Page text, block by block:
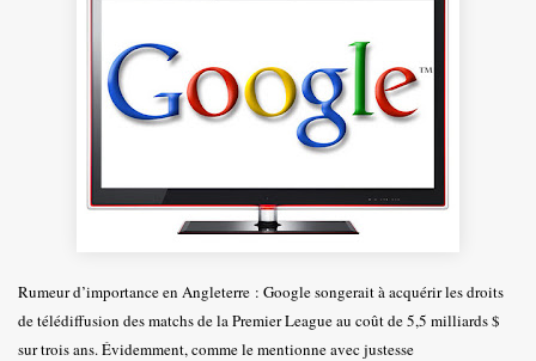
Rumeur d’importance en Angleterre : Google songerait à acquérir les droits
de télédiffusion des matchs de la Premier League au coût de 5,5 milliards $
sur trois ans. Évidemment, comme le mentionne avec justesse